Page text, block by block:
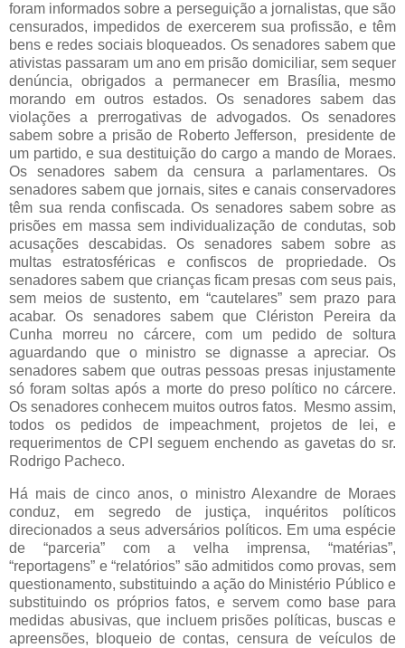
foram informados sobre a perseguição a jornalistas, que são
censurados, impedidos de exercerem sua profissão, e têm
bens e redes sociais bloqueados. Os senadores sabem que
ativistas passaram um ano em prisão domiciliar, sem sequer
denúncia, obrigados a permanecer em Brasília, mesmo
morando em outros estados. Os senadores sabem das
violações a prerrogativas de advogados. Os senadores
sabem sobre a prisão de Roberto Jefferson, presidente de
um partido, e sua destituição do cargo a mando de Moraes.
Os senadores sabem da censura a parlamentares. Os
senadores sabem que jornais, sites e canais conservadores
têm sua renda confiscada. Os senadores sabem sobre as
prisões em massa sem individualização de condutas, sob
acusações descabidas. Os senadores sabem sobre as
multas estratosféricas e confiscos de propriedade. Os
senadores sabem que crianças ficam presas com seus pais,
sem meios de sustento, em “cautelares” sem prazo para
acabar. Os senadores sabem que Clériston Pereira da
Cunha morreu no cárcere, com um pedido de soltura
aguardando que o ministro se dignasse a apreciar. Os
senadores sabem que outras pessoas presas injustamente
só foram soltas após a morte do preso político no cárcere.
Os senadores conhecem muitos outros fatos. Mesmo assim,
todos os pedidos de impeachment, projetos de lei, e
requerimentos de CPI seguem enchendo as gavetas do sr.
Rodrigo Pacheco.
Há mais de cinco anos, o ministro Alexandre de Moraes
conduz, em segredo de justiça, inquéritos políticos
direcionados a seus adversários políticos. Em uma espécie
de “parceria” com a velha imprensa, “matérias”,
“reportagens” e “relatórios” são admitidos como provas, sem
questionamento, substituindo a ação do Ministério Público e
substituindo os próprios fatos, e servem como base para
medidas abusivas, que incluem prisões políticas, buscas e
apreensões, bloqueio de contas, censura de veículos de